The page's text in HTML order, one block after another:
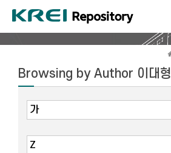
Browsing by Author 이대형